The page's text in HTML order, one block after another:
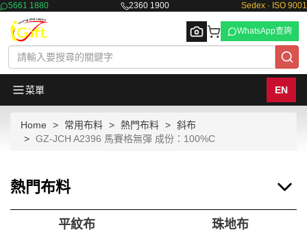
5661 1880 2360 1900 Sedex · ISO 9001
Browse
WhatsApp查詢
菜單 EN
Home 常用布料 熱門布料
斜布
GZ-JCH A2396 馬賽格無彈 成份：100%C
熱門布料
平紋布 珠地布